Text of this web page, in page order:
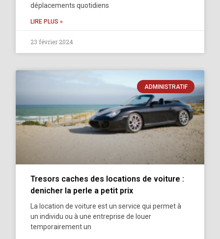
déplacements quotidiens
LIRE PLUS »
23 février 2024
ADMINISTRATIF
Tresors caches des locations de voiture :
denicher la perle a petit prix
La location de voiture est un service qui permet à
un individu ou à une entreprise de louer
temporairement un